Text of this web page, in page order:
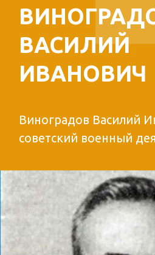
Виноградов Василий Иванович —
советский военный деятель.
ИВАНОВИЧ